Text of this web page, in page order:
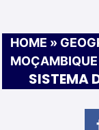
HOME »
MOÇAMBIQUE
SISTEMA